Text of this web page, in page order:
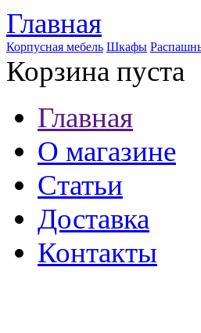
Главная
Корпусная мебель Шкафы
Корзина пуста
Главная
О магазине
Статьи
Доставка
Контакты